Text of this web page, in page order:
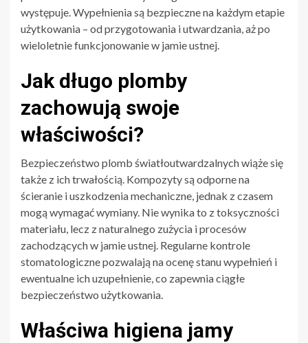
występuje. Wypełnienia są bezpieczne na każdym etapie
użytkowania – od przygotowania i utwardzania, aż po
wieloletnie funkcjonowanie w jamie ustnej.
Jak długo plomby
zachowują swoje
właściwości?
Bezpieczeństwo plomb światłoutwardzalnych wiąże się
także z ich trwałością. Kompozyty są odporne na
ścieranie i uszkodzenia mechaniczne, jednak z czasem
mogą wymagać wymiany. Nie wynika to z toksyczności
materiału, lecz z naturalnego zużycia i procesów
zachodzących w jamie ustnej. Regularne kontrole
stomatologiczne pozwalają na ocenę stanu wypełnień i
ewentualne ich uzupełnienie, co zapewnia ciągłe
bezpieczeństwo użytkowania.
Właściwa higiena jamy